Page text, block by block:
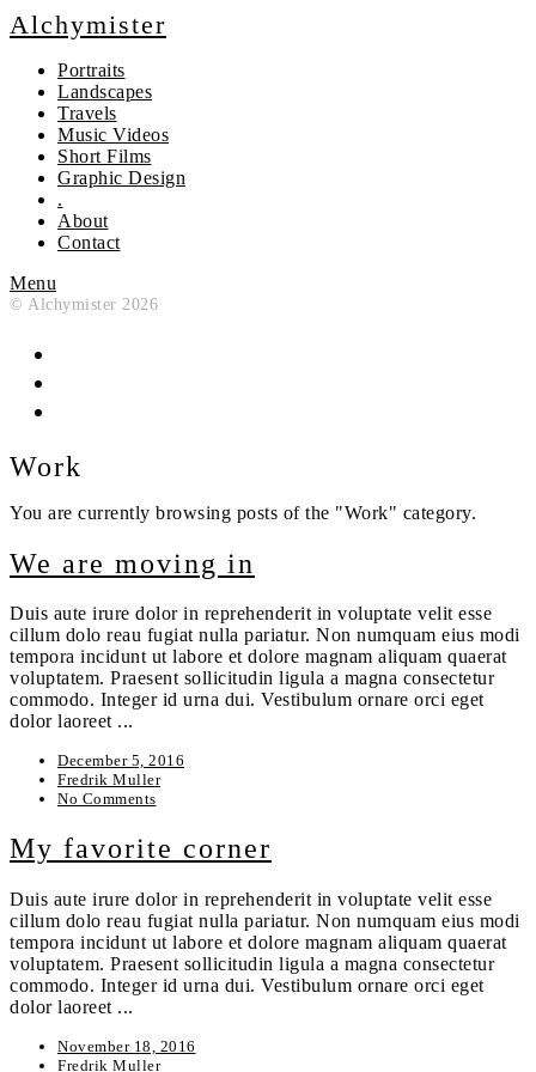
Alchymister
Portraits
Landscapes
Travels
Music Videos
Short Films
Graphic Design
.
About
Contact
Menu
© Alchymister 2026
Work
You are currently browsing posts of the "Work" category.
We are moving in
Duis aute irure dolor in reprehenderit in voluptate velit esse
cillum dolo reau fugiat nulla pariatur. Non numquam eius modi
tempora incidunt ut labore et dolore magnam aliquam quaerat
voluptatem. Praesent sollicitudin ligula a magna consectetur
commodo. Integer id urna dui. Vestibulum ornare orci eget
dolor laoreet ...
December 5, 2016
Fredrik Muller
No Comments
My favorite corner
Duis aute irure dolor in reprehenderit in voluptate velit esse
cillum dolo reau fugiat nulla pariatur. Non numquam eius modi
tempora incidunt ut labore et dolore magnam aliquam quaerat
voluptatem. Praesent sollicitudin ligula a magna consectetur
commodo. Integer id urna dui. Vestibulum ornare orci eget
dolor laoreet ...
November 18, 2016
Fredrik Muller